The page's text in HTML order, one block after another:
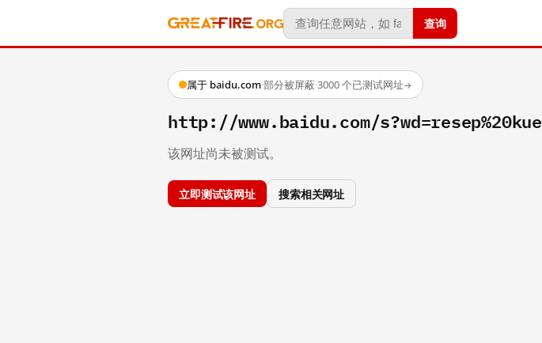
查询
属于 baidu.com·部分被屏蔽·3000 个已测试网址→
http://www.baidu.com/s?wd=resep%20kue
该网址尚未被测试。
立即测试该网址 搜索相关网址